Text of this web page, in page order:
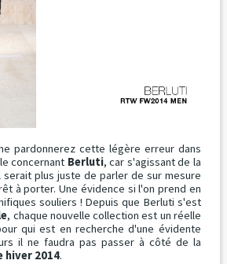
pardonnerez cette légère erreur dans
concernant Berluti, car s'agissant de la
serait plus juste de parler de sur mesure
à porter. Une évidence si l'on prend en
souliers ! Depuis que Berluti s'est
, chaque nouvelle collection est un réelle
qui est en recherche d'une évidente
il ne faudra pas passer à côté de la
hiver 2014.